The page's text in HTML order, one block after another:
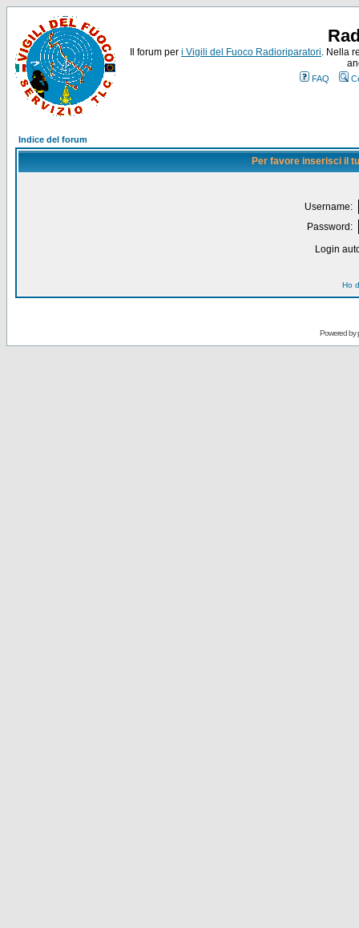
Il forum per i Vigili del Fuoco Radioriparatori. Nella
FAQ
Indice del forum
Per favore inserisci il
Username:
Password:
Login
Ho
Powered by